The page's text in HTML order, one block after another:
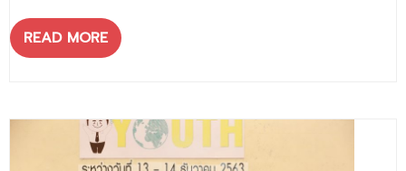
READ MORE